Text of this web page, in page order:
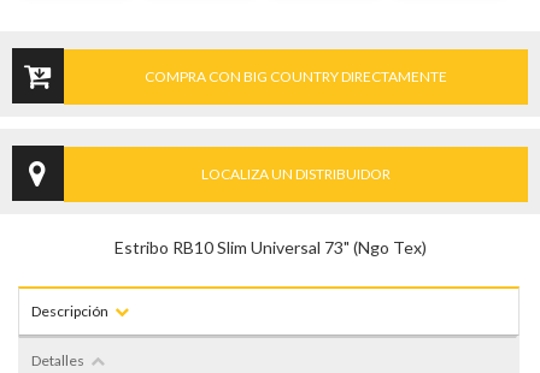
COMPRA CON BIG COUNTRY DIRECTAMENTE
LOCALIZA UN DISTRIBUIDOR
Estribo RB10 Slim Universal 73" (Ngo Tex)
Descripción
Detalles